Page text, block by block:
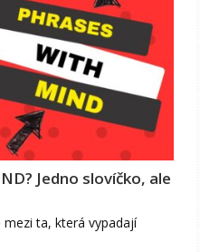
Jedno slovíčko, ale
ta, která vypadají